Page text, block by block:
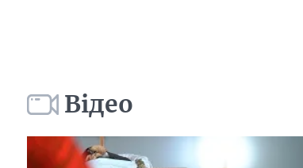
Відео